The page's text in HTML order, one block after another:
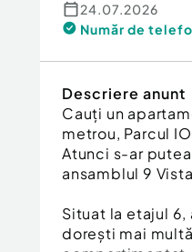
24.07.2026
Număr de
Descriere anunt
Cauți un
metrou, Parcul
Atunci s-ar
ansamblul 9
Situat la etajul
dorești mai